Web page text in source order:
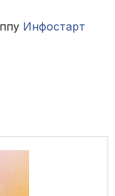
Инфостарт